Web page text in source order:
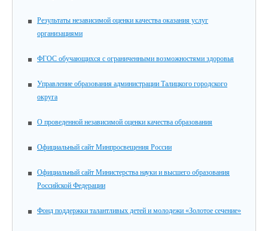
Результаты независимой оценки качества оказания услуг
организациями
ФГОС обучающихся с ограниченными возможностями здоровья
Управление образования администрации Талицкого городского
округа
О проведенной независимой оценки качества образования
Официальный сайт Минпросвещения России
Официальный сайт Министерства науки и высшего образования
Российской Федерации
Фонд поддержки талантливых детей и молодежи «Золотое сечение»